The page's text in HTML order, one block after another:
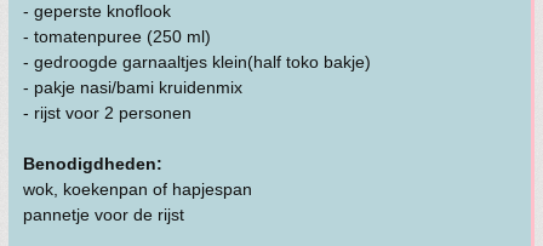
- geperste knoflook
- tomatenpuree (250 ml)
- gedroogde garnaaltjes klein(half toko bakje)
- pakje nasi/bami kruidenmix
- rijst voor 2 personen
Benodigdheden:
wok, koekenpan of hapjespan
pannetje voor de rijst